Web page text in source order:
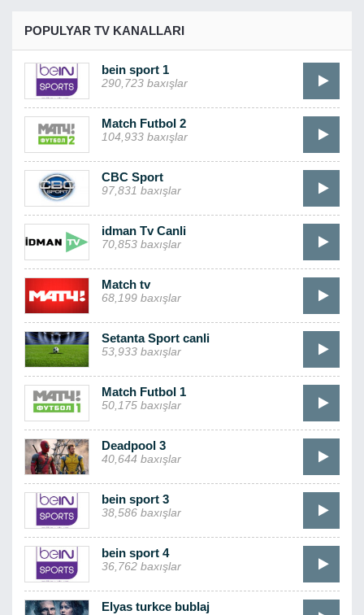
POPULYAR TV KANALLARI
bein sport 1
290,723 baxışlar
Match Futbol 2
104,933 baxışlar
CBC Sport
97,831 baxışlar
idman Tv Canli
70,853 baxışlar
Match tv
68,199 baxışlar
Setanta Sport canli
53,933 baxışlar
Match Futbol 1
50,175 baxışlar
Deadpool 3
40,644 baxışlar
bein sport 3
38,586 baxışlar
bein sport 4
36,762 baxışlar
Elyas turkce bublaj